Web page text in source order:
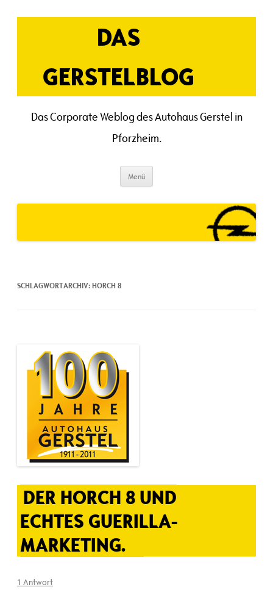
Inhalt
DAS
GERSTELBLOG
Das Corporate Weblog des Autohaus Gerstel in
Pforzheim.
Menü
SCHLAGWORTARCHIV:HORCH 8
DER HORCH 8 UND
ECHTES GUERILLA-
MARKETING.
1 Antwort